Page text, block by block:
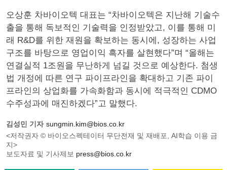
오상훈 차바이오텍 대표는 “차바이오텍은 지난해 기술수
출을 통해 독보적인 기술력을 인정받았고, 이를 통해 미
래 R&D를 위한 재원을 확보하는 동시에, 성장하는 사업
구조를 바탕으로 영업이익 흑자를 살현했다”며 “올해는
연결실적 1조원을 무난하게 넘길 것으로 예상한다. 첨생
법 개정에 따른 연구 파이프라인을 확대하고 기존 파이
프라인의 상업화를 가속화함과 동시에 적극적인 CDMO
수주성과에 매진하겠다”고 말했다.
김성민 기자 sungmin.kim@bios.co.kr
<저작권자 © 바이오스펙테이터 무단전재 및 재배포, AI학습 이용 금
지>
보도자료 및 기사제보 press@bios.co.kr